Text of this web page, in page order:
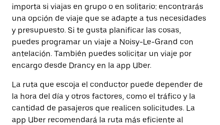
importa si viajas en grupo o en solitario: encontrarás
una opción de viaje que se adapte a tus necesidades
y presupuesto. Si te gusta planificar las cosas,
puedes programar un viaje a Noisy-Le-Grand con
antelación. También puedes solicitar un viaje por
encargo desde Drancy en la app Uber.
La ruta que escoja el conductor puede depender de
la hora del día y otros factores, como el tráfico y la
cantidad de pasajeros que realicen solicitudes. La
app Uber recomendará la ruta más eficiente al